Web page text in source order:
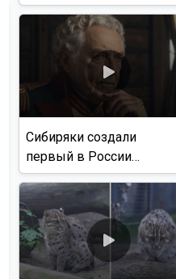
Сибиряки создали
первый в России
документальный фильм
с использованием ИИ